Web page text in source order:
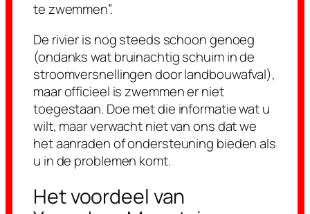
te zwemmen”.
De rivier is nog steeds schoon genoeg
(ondanks wat bruinachtig schuim in de
stroomversnellingen door landbouwafval),
maar officieel is zwemmen er niet
toegestaan. Doe met die informatie wat u
wilt, maar verwacht niet van ons dat we
het aanraden of ondersteuning bieden als
u in de problemen komt.
Het voordeel van